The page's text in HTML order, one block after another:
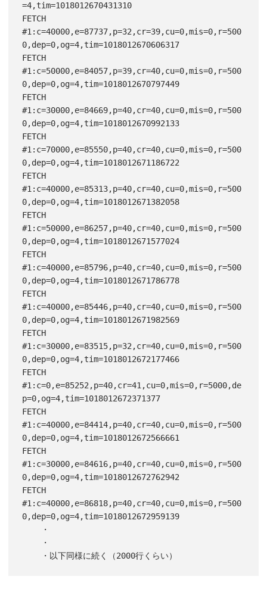
=4,tim=1018012670431310
FETCH
#1:c=40000,e=87737,p=32,cr=39,cu=0,mis=0,r=500
0,dep=0,og=4,tim=1018012670606317
FETCH
#1:c=50000,e=84057,p=39,cr=40,cu=0,mis=0,r=500
0,dep=0,og=4,tim=1018012670797449
FETCH
#1:c=30000,e=84669,p=40,cr=40,cu=0,mis=0,r=500
0,dep=0,og=4,tim=1018012670992133
FETCH
#1:c=70000,e=85550,p=40,cr=40,cu=0,mis=0,r=500
0,dep=0,og=4,tim=1018012671186722
FETCH
#1:c=40000,e=85313,p=40,cr=40,cu=0,mis=0,r=500
0,dep=0,og=4,tim=1018012671382058
FETCH
#1:c=50000,e=86257,p=40,cr=40,cu=0,mis=0,r=500
0,dep=0,og=4,tim=1018012671577024
FETCH
#1:c=40000,e=85796,p=40,cr=40,cu=0,mis=0,r=500
0,dep=0,og=4,tim=1018012671786778
FETCH
#1:c=40000,e=85446,p=40,cr=40,cu=0,mis=0,r=500
0,dep=0,og=4,tim=1018012671982569
FETCH
#1:c=30000,e=83515,p=32,cr=40,cu=0,mis=0,r=500
0,dep=0,og=4,tim=1018012672177466
FETCH
#1:c=0,e=85252,p=40,cr=41,cu=0,mis=0,r=5000,de
p=0,og=4,tim=1018012672371377
FETCH
#1:c=40000,e=84414,p=40,cr=40,cu=0,mis=0,r=500
0,dep=0,og=4,tim=1018012672566661
FETCH
#1:c=30000,e=84616,p=40,cr=40,cu=0,mis=0,r=500
0,dep=0,og=4,tim=1018012672762942
FETCH
#1:c=40000,e=86818,p=40,cr=40,cu=0,mis=0,r=500
0,dep=0,og=4,tim=1018012672959139